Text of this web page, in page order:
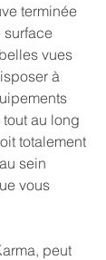
terminée
surface
vues
à
au long
totalement
sein
vous
peut